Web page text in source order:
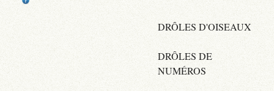
DRÔLES D'OISEAUX
DRÔLES DE
NUMÉROS